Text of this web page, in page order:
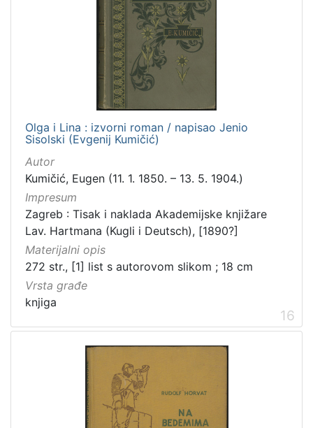
Olga i Lina : izvorni roman / napisao Jenio
Sisolski (Evgenij Kumičić)
Autor
Kumičić, Eugen (11. 1. 1850. – 13. 5. 1904.)
Impresum
Zagreb : Tisak i naklada Akademijske knjižare
Lav. Hartmana (Kugli i Deutsch), [1890?]
Materijalni opis
272 str., [1] list s autorovom slikom ; 18 cm
Vrsta građe
knjiga
16